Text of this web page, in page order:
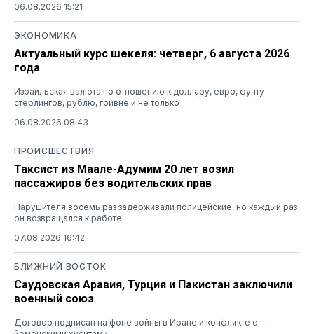
06.08.2026 15:21
ЭКОНОМИКА
Актуальный курс шекеля: четверг, 6 августа 2026
года
Израильская валюта по отношению к доллару, евро, фунту
стерлингов, рублю, гривне и не только
06.08.2026 08:43
ПРОИСШЕСТВИЯ
Таксист из Маале-Адумим 20 лет возил
пассажиров без водительских прав
Нарушителя восемь раз задерживали полицейские, но каждый раз
он возвращался к работе
07.08.2026 16:42
БЛИЖНИЙ ВОСТОК
Саудовская Аравия, Турция и Пакистан заключили
военный союз
Договор подписан на фоне войны в Иране и конфликте с